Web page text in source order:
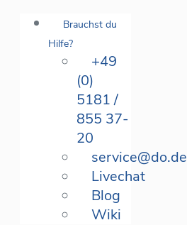
Brauchst du
Hilfe?
+49
(0)
5181 /
855 37-
20
service@do.de
Livechat
Blog
Wiki